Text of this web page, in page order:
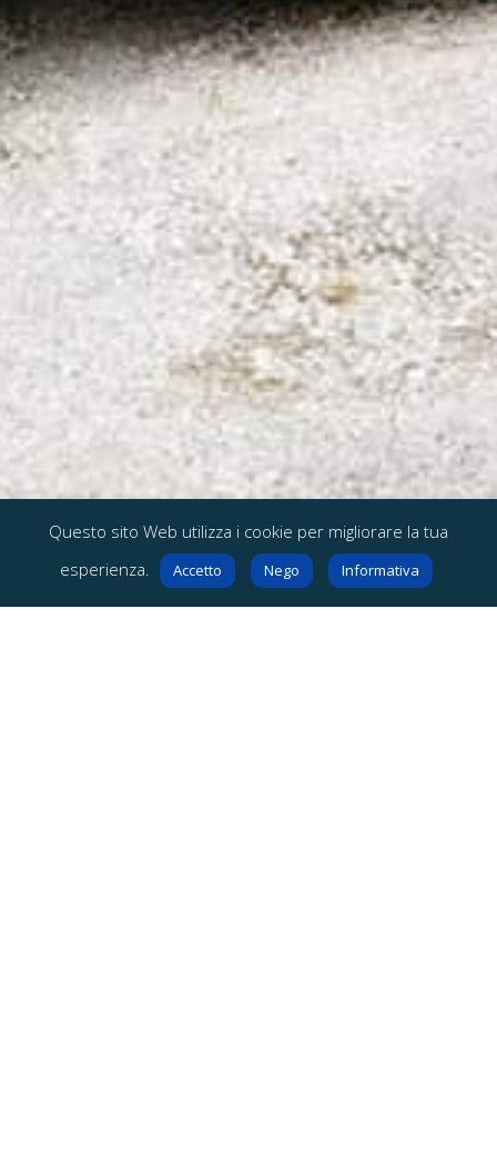
Questo sito Web utilizza i cookie per migliorare la tua
esperienza.
Accetto Nego Informativa